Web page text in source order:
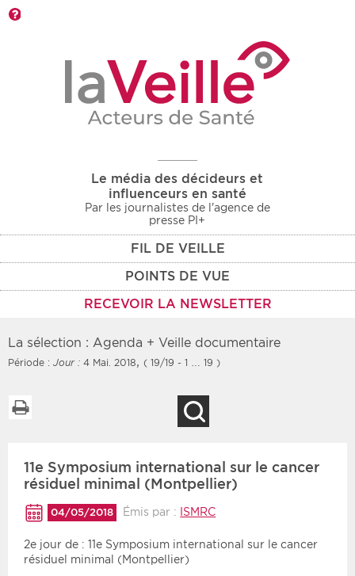
Le média des décideurs et
influenceurs en santé
Par les journalistes de l'agence de
presse PI+
FIL DE VEILLE
POINTS DE VUE
RECEVOIR LA NEWSLETTER
Rendez-vous des 7
prochains jours
Communiqués des 10
derniers jours
Recherche par mots clés
Type d'information
Rendez-vous
Communiqués
Les deux
La sélection : Agenda + Veille documentaire
Période : Jour : 4 Mai. 2018, ( 19/19 - 1 … 19 )
11e Symposium international sur le cancer
résiduel minimal (Montpellier)
04/05/2018 Émis par : ISMRC
2e jour de : 11e Symposium international sur le cancer
résiduel minimal (Montpellier)